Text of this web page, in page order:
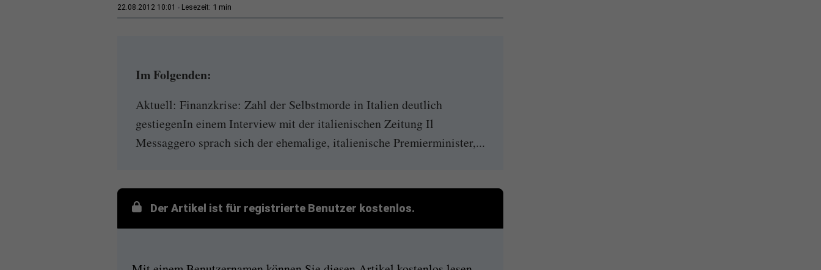
22.08.2012 10:01 Lesezeit: 1 min
Im Folgenden:
Aktuell: Finanzkrise: Zahl der Selbstmorde in Italien deutlich
gestiegenIn einem Interview mit der italienischen Zeitung Il
Messaggero sprach sich der ehemalige, italienische Premierminister,...
Der Artikel ist für registrierte Benutzer kostenlos.